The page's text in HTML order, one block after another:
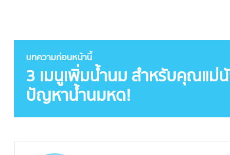
บทความก่อนหน้านี้
3 เมนูเพิ่มน้ำนม สำหรับคุณแ
ปัญหาน้ำนมหด!